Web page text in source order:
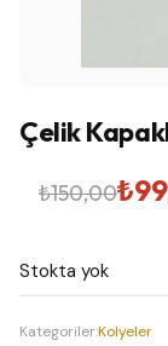
Çelik
₺150,00
Orijinal
₺150,00.
₺
Şu
fiyat:
₺99,00.
Stokta yok
Kategoriler:Kolyeler